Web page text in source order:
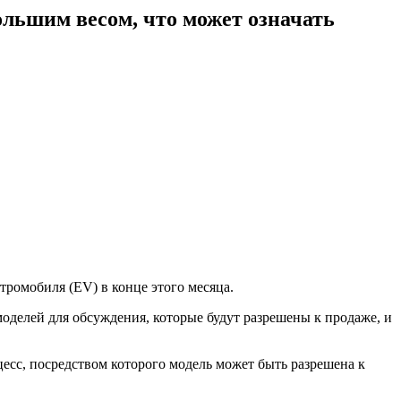
весом, что может означать
(EV) в конце этого месяца.
для обсуждения, которые будут разрешены к продаже, и
посредством которого модель может быть разрешена к